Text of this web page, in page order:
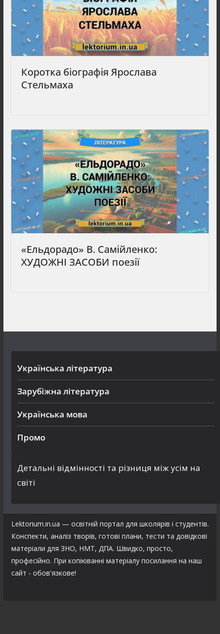
Коротка біографія Ярослава
Стельмаха
«Ельдорадо» В. Самійленко:
ХУДОЖНІ ЗАСОБИ поезії
Українська література
Зарубіжна література
Українська мова
Промо
Детальні відмінності та різниця між усім на
світі
Lektorium.in.ua — освітній портал для школярів і студентів.
Конспекти, аналіз творів, готові плани, тести та довідкові
матеріали для ЗНО, НМТ, ДПА. Швидко, просто,
професійно. При копіюванні матеріалу посилання на наш
сайт - обов'язкове!